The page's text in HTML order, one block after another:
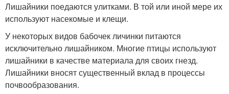
Лишайники поедаются улитками. В той или иной мере их
используют насекомые и клещи.
У некоторых видов бабочек личинки питаются
исключительно лишайником. Многие птицы используют
лишайники в качестве материала для своих гнезд.
Лишайники вносят существенный вклад в процессы
почвообразования.